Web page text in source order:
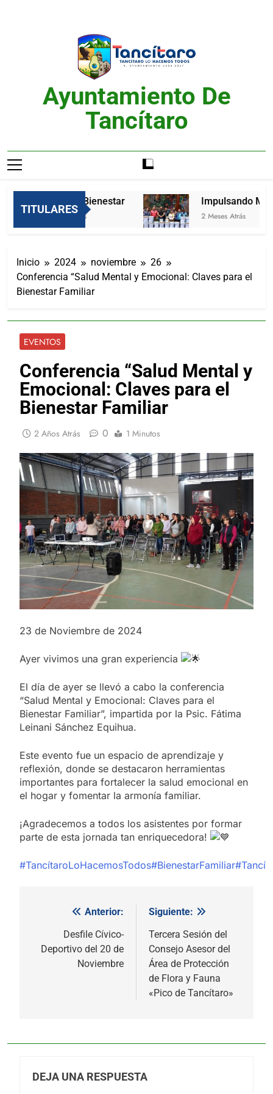
Ayuntamiento De
Tancítaro
TITULARES
Feria del Bienestar
2 Meses Atrás
Impulsando
2 Meses Atrás
Inicio 2024 noviembre
26
Conferencia “Salud Mental y Emocional: Claves para el
Bienestar Familiar
EVENTOS
Conferencia “Salud Mental y
Emocional: Claves para el
Bienestar Familiar
2 Años Atrás 0 1 Minutos
23 de Noviembre de 2024
Ayer vivimos una gran experiencia
El día de ayer se llevó a cabo la conferencia
“Salud Mental y Emocional: Claves para el
Bienestar Familiar”, impartida por la Psic. Fátima
Leinani Sánchez Equihua.
Este evento fue un espacio de aprendizaje y
reflexión, donde se destacaron herramientas
importantes para fortalecer la salud emocional en
el hogar y fomentar la armonía familiar.
¡Agradecemos a todos los asistentes por formar
parte de esta jornada tan enriquecedora!
#TancítaroLoHacemosTodos#BienestarFamiliar
Navegación
entradas
Anterior:
Desfile Cívico-
Deportivo del 20 de
Noviembre
Siguiente:
Tercera Sesión del
Consejo Asesor del
Área de Protección
de Flora y Fauna
«Pico de Tancítaro»
DEJA UNA RESPUESTA